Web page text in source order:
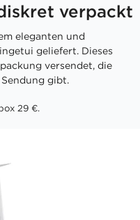
verpackt
eleganten und
geliefert. Dieses
versendet, die
gibt.
29 €.